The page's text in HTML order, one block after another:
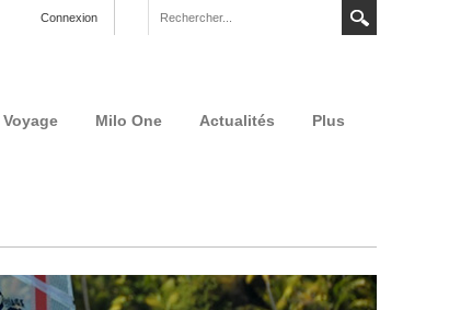
Connexion
Milo One Actualités Plus